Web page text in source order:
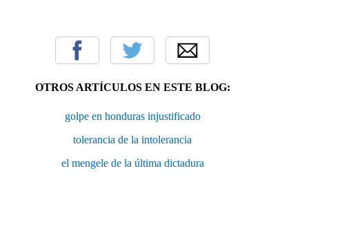
OTROS ARTÍCULOS EN ESTE BLOG:
golpe en honduras injustificado
tolerancia de la intolerancia
el mengele de la última dictadura